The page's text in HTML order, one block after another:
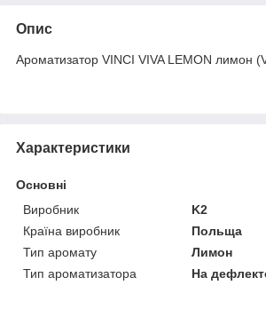
Опис
Ароматизатор VINCI VIVA LEMON лимон
Характеристики
Основні
Виробник
K2
Країна виробник
Польща
Тип аромату
Лимон
Тип ароматизатора
На